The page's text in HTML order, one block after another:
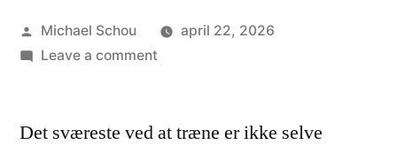
Michael Schou
april 22, 2026
Leave a comment
Det sværeste ved at træne er ikke selve